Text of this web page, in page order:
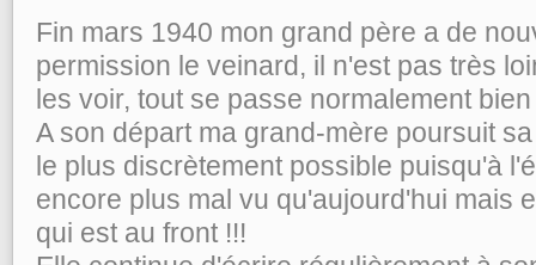
Fin mars 1940 mon grand père a de
permission le veinard, il n'est pas très
les voir, tout se passe normalement
A son départ ma grand-mère poursuit
le plus discrètement possible puisqu'à
encore plus mal vu qu'aujourd'hui mais
qui est au front !!!